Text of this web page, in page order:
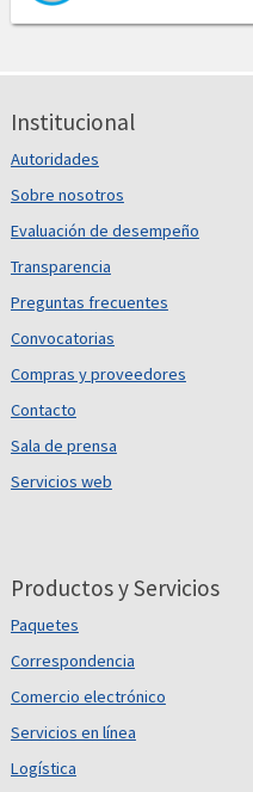
Institucional
Autoridades
Sobre nosotros
Evaluación de desempeño
Transparencia
Preguntas frecuentes
Convocatorias
Compras y proveedores
Contacto
Sala de prensa
Servicios web
Productos y Servicios
Paquetes
Correspondencia
Comercio electrónico
Servicios en línea
Logística